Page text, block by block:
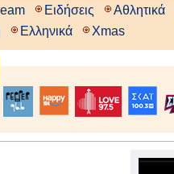
Ειδήσεις
Αθλητικά
Ελληνικά Xmas